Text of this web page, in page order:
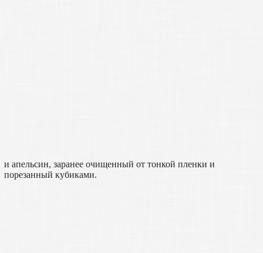
и апельсин, заранее очищенный от тонкой пленки и
порезанный кубиками.